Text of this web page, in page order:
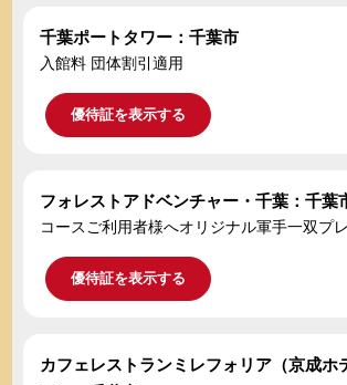
千葉ポートタワー：千葉市
入館料 団体割引適用
優待証を表示する
フォレストアドベンチャー・千葉：千葉
コースご利用者様へオリジナル軍手一双プ
優待証を表示する
カフェレストランミレフォリア（京成ホ